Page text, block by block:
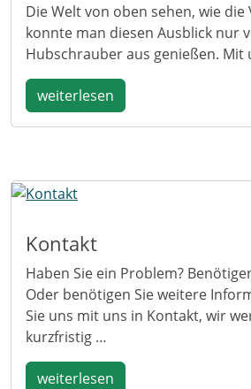
Die Welt von oben sehen, wie die
konnte man diesen Ausblick nur
Hubschrauber aus genießen. Mit
weiterlesen
Kontakt
Haben Sie ein Problem?
Oder benötigen Sie weitere
Sie uns mit uns in Kontakt, wir
kurzfristig …
weiterlesen